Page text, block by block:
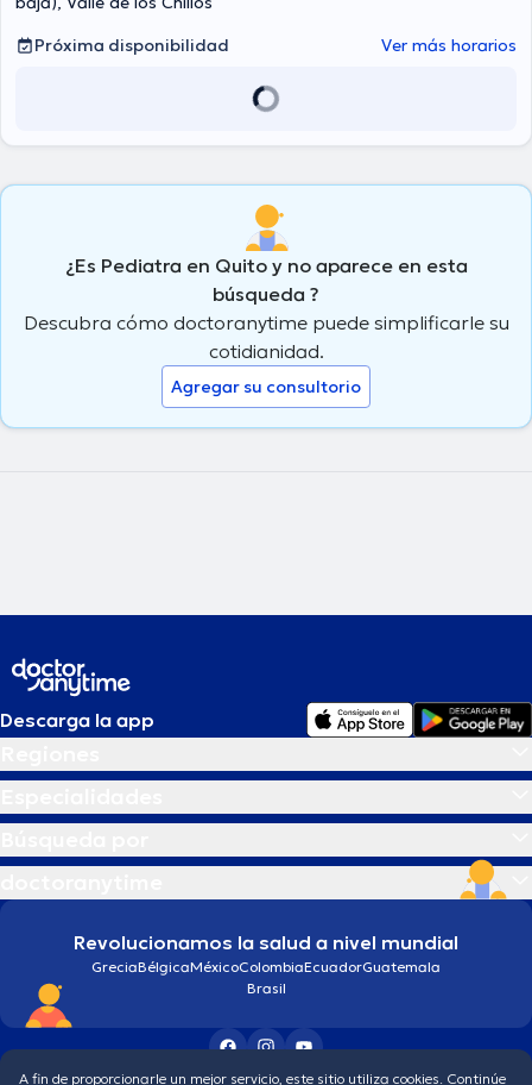
Próxima disponibilidad
Ver más horarios
¿Es Pediatra en Quito y no aparece en esta
búsqueda ?
Descubra cómo doctoranytime puede simplificarle su
cotidianidad.
Agregar su consultorio
Descarga la app
Revolucionamos la salud a nivel mundial
GreciaBélgicaMéxicoColombiaEcuadorGuatemala
Brasil
A fin de proporcionarle un mejor servicio, este sitio utiliza cookies. Continúe